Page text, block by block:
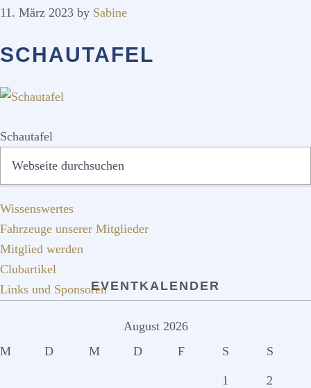
11. März 2023 by Sabine
SCHAUTAFEL
Schautafel
SEITENSPALTE
QUICKLINKS
Wissenswertes
Fahrzeuge unserer Mitglieder
Mitglied werden
Clubartikel
Links und SponsorenEVENTKALENDER
August 2026
M
D M D F S S
1 2